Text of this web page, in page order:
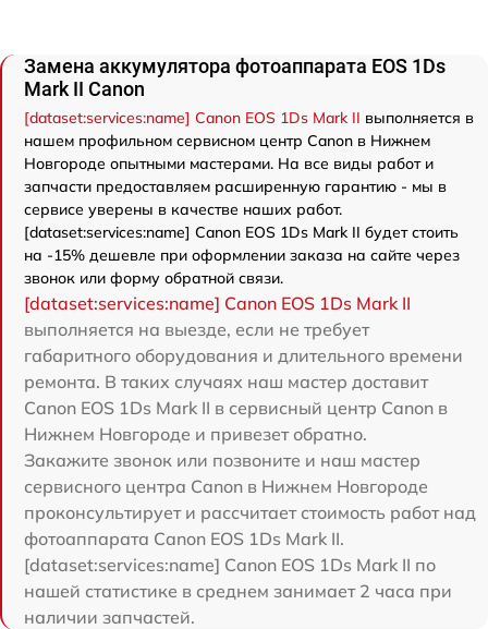
Замена аккумулятора фотоаппарата EOS 1Ds
Mark II Canon
[dataset:services:name] Canon EOS 1Ds Mark II выполняется в
нашем профильном сервисном центр Canon в Нижнем
Новгороде опытными мастерами. На все виды работ и
запчасти предоставляем расширенную гарантию - мы в
сервисе уверены в качестве наших работ.
[dataset:services:name] Canon EOS 1Ds Mark II будет стоить
на -15% дешевле при оформлении заказа на сайте через
звонок или форму обратной связи.
[dataset:services:name] Canon EOS 1Ds Mark II
выполняется на выезде, если не требует
габаритного оборудования и длительного времени
ремонта. В таких случаях наш мастер доставит
Canon EOS 1Ds Mark II в сервисный центр Canon в
Нижнем Новгороде и привезет обратно.
Закажите звонок или позвоните и наш мастер
сервисного центра Canon в Нижнем Новгороде
проконсультирует и рассчитает стоимость работ над
фотоаппарата Canon EOS 1Ds Mark II.
[dataset:services:name] Canon EOS 1Ds Mark II по
нашей статистике в среднем занимает 2 часа при
наличии запчастей.